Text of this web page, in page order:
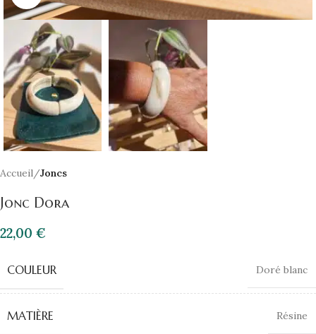
Accueil Joncs
Jonc Dora
22,00 €
COULEUR Doré blanc
MATIÈRE Résine